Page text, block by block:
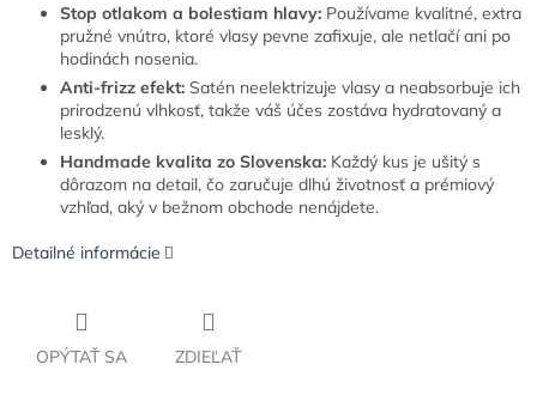
Stop otlakom a bolestiam hlavy: Používame kvalitné, extra
pružné vnútro, ktoré vlasy pevne zafixuje, ale netlačí ani po
hodinách nosenia.
Anti-frizz efekt: Satén neelektrizuje vlasy a neabsorbuje ich
prirodzenú vlhkosť, takže váš účes zostáva hydratovaný a
lesklý.
Handmade kvalita zo Slovenska: Každý kus je ušitý s
dôrazom na detail, čo zaručuje dlhú životnosť a prémiový
vzhľad, aký v bežnom obchode nenájdete.
Detailné informácie
OPÝTAŤ SA ZDIEĽAŤ